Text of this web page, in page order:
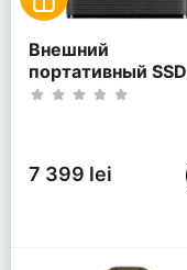
Внешний
портативный SSD
накопитель
7 399 lei